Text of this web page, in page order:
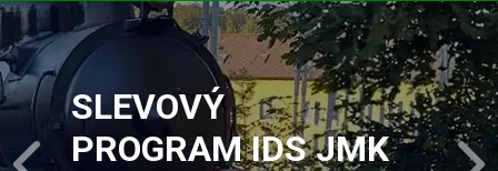
Slide 1 of 4
SLEVOVÝ
PROGRAM IDS JMK